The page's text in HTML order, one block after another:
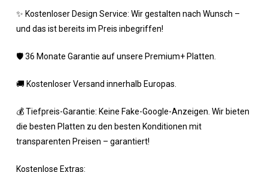
✨ Kostenloser Design Service: Wir gestalten nach Wunsch –
und das ist bereits im Preis inbegriffen!
🛡 36 Monate Garantie auf unsere Premium+ Platten.
🚚 Kostenloser Versand innerhalb Europas.
💰 Tiefpreis-Garantie: Keine Fake-Google-Anzeigen. Wir bieten
die besten Platten zu den besten Konditionen mit
transparenten Preisen – garantiert!
Kostenlose Extras: